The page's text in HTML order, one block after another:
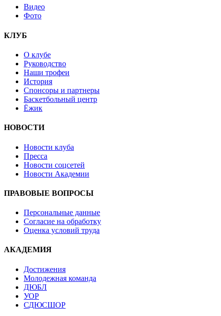
Видео
Фото
КЛУБ
О клубе
Руководство
Наши трофеи
История
Спонсоры и партнеры
Баскетбольный центр
Ёжик
НОВОСТИ
Новости клуба
Пресса
Новости соцсетей
Новости Академии
ПРАВОВЫЕ ВОПРОСЫ
Персональные данные
Согласие на обработку
Оценка условий труда
АКАДЕМИЯ
Достижения
Молодежная команда
ДЮБЛ
УОР
СДЮСШОР